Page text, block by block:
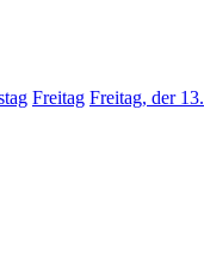
Freitag Freitag, der 13.